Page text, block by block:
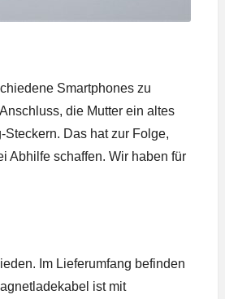
Smartphones zu
die Mutter ein altes
Das hat zur Folge,
Abhilfe schaffen. Wir haben für
Im Lieferumfang befinden
ist mit